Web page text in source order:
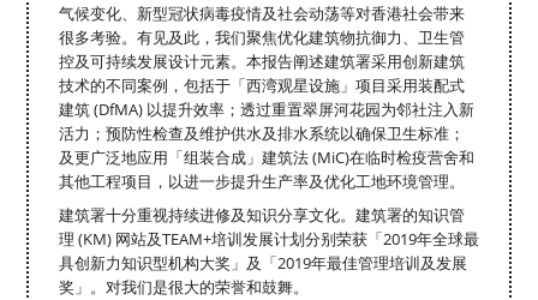
气候变化、新型冠状病毒疫情及社会动荡等对香港社会带来
很多考验。有见及此，我们聚焦优化建筑物抗御力、卫生管
控及可持续发展设计元素。本报告阐述建筑署采用创新建筑
技术的不同案例，包括于「西湾观星设施」项目采用装配式
建筑 (DfMA) 以提升效率；透过重置翠屏河花园为邻社注入新
活力；预防性检查及维护供水及排水系统以确保卫生标准；
及更广泛地应用「组装合成」建筑法 (MiC)在临时检疫营舍和
其他工程项目，以进一步提升生产率及优化工地环境管理。
建筑署十分重视持续进修及知识分享文化。建筑署的知识管
理 (KM) 网站及TEAM+培训发展计划分别荣获「2019年全球最
具创新力知识型机构大奖」及「2019年最佳管理培训及发展
奖」。对我们是很大的荣誉和鼓舞。